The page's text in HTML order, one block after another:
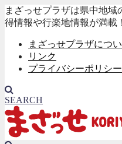
まざっせプラザは県中地
得情報や行楽地情報が満載！
まざっせプラザにつ
リンク
プライバシーポリシー
SEARCH